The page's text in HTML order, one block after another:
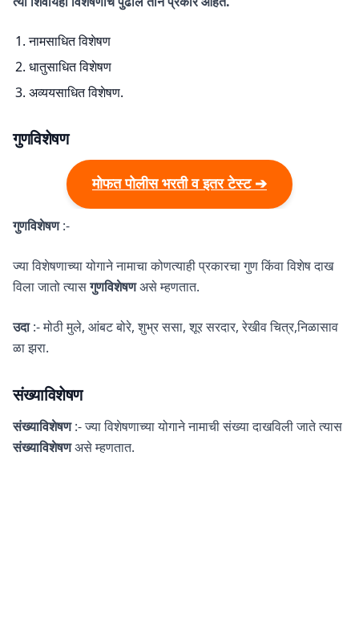
नामसाधित विशेषण
धातुसाधित विशेषण
अव्ययसाधित विशेषण.
गुणविशेषण
मोफत पोलीस भरती व इतर टेस्ट ➔
गुणविशेषण:-
ज्या विशेषणाच्या योगाने नामाचा कोणत्याही प्रकारचा गुण किंवा विशेष दाख
विला जातो त्यासगुणविशेषणअसे म्हणतात.
उदा:- मोठी मुले, आंबट बोरे, शुभ्र ससा, शूर सरदार, रेखीव चित्र,निळासाव
ळा झरा.
संख्याविशेषण
संख्याविशेषण:- ज्या विशेषणाच्या योगाने नामाची संख्या दाखविली जाते त्यास
संख्याविशेषणअसे म्हणतात.